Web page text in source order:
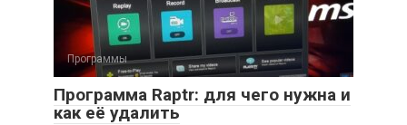
Программы
Программа Raptr: для чего нужна и
как её удалить